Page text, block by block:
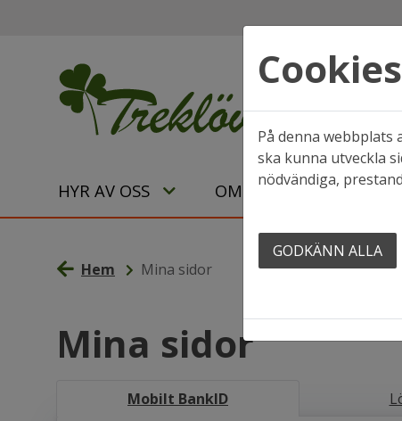
HYR AV OSS OM OSS
Hem Mina sidor
Mina sidor
Mobilt BankID
Cookies
På denna webbplats
ska kunna utveckla
nödvändiga,
GODKÄNN ALLA